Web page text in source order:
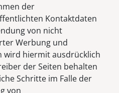
der
Kontaktdaten
von nicht
Werbung und
hiermit ausdrücklich
der Seiten behalten
Schritte im Falle der
von